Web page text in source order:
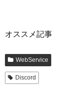
オススメ記事
WebService
Discord